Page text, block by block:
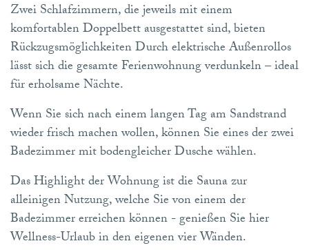
Zwei Schlafzimmern, die jeweils mit einem
komfortablen Doppelbett ausgestattet sind, bieten
Rückzugsmöglichkeiten Durch elektrische Außenrollos
lässt sich die gesamte Ferienwohnung verdunkeln – ideal
für erholsame Nächte.
Wenn Sie sich nach einem langen Tag am Sandstrand
wieder frisch machen wollen, können Sie eines der zwei
Badezimmer mit bodengleicher Dusche wählen.
Das Highlight der Wohnung ist die Sauna zur
alleinigen Nutzung, welche Sie von einem der
Badezimmer erreichen können - genießen Sie hier
Wellness-Urlaub in den eigenen vier Wänden.